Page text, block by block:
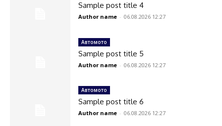
Sample post title 4
Author name - 06.08.2026 12:27
Автомото
Sample post title 5
Author name - 06.08.2026 12:27
Автомото
Sample post title 6
Author name - 06.08.2026 12:27